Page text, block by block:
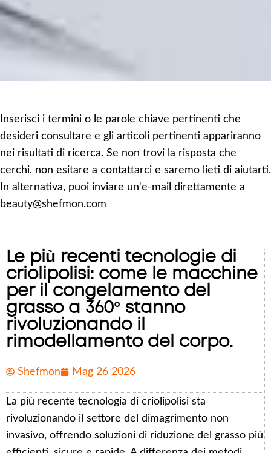
Inserisci i termini o le parole chiave pertinenti che
desideri consultare e gli articoli pertinenti appariranno
nei risultati di ricerca. Se non trovi la risposta che
cerchi, non esitare a contattarci e saremo lieti di aiutarti.
In alternativa, puoi inviare un'e-mail direttamente a
beauty@shefmon.com
Le più recenti tecnologie di
criolipolisi: come le macchine
per il congelamento del
grasso a 360° stanno
rivoluzionando il
rimodellamento del corpo.
Shefmon Mag 26 2026
La più recente tecnologia di criolipolisi sta
rivoluzionando il settore del dimagrimento non
invasivo, offrendo soluzioni di riduzione del grasso più